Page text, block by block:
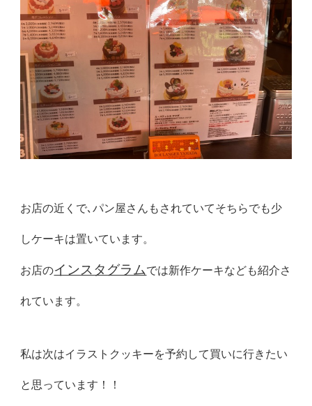
お店の近くで､パン屋さんもされていてそちらでも少
しケーキは置いています。
お店のインスタグラムでは新作ケーキなども紹介さ
れています。
私は次はイラストクッキーを予約して買いに行きたい
と思っています！！